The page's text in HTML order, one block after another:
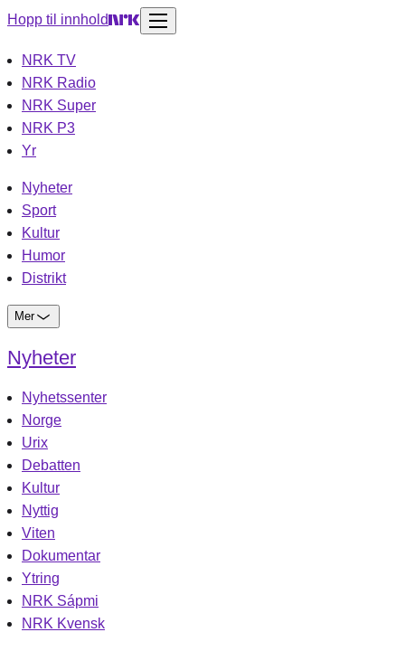
Hopp til innhold
NRK TV
NRK Radio
NRK Super
NRK P3
Yr
Nyheter
Sport
Kultur
Humor
Distrikt
Mer
Nyheter
Nyhetssenter
Norge
Urix
Debatten
Kultur
Nyttig
Viten
Dokumentar
Ytring
NRK Sápmi
NRK Kvensk